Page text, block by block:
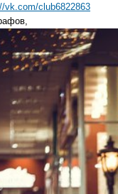
vk.com/club6822863